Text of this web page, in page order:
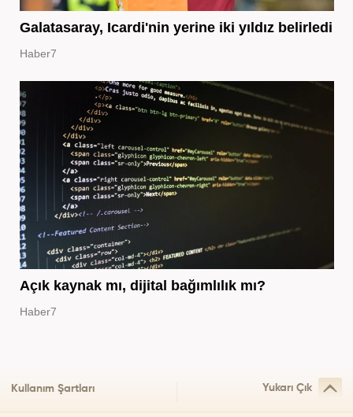
Galatasaray, Icardi'nin yerine iki yıldız belirledi
Haber7
Açık kaynak mı, dijital bağımlılık mı?
Haber7
Kullanım Şartları Yukarı Çık